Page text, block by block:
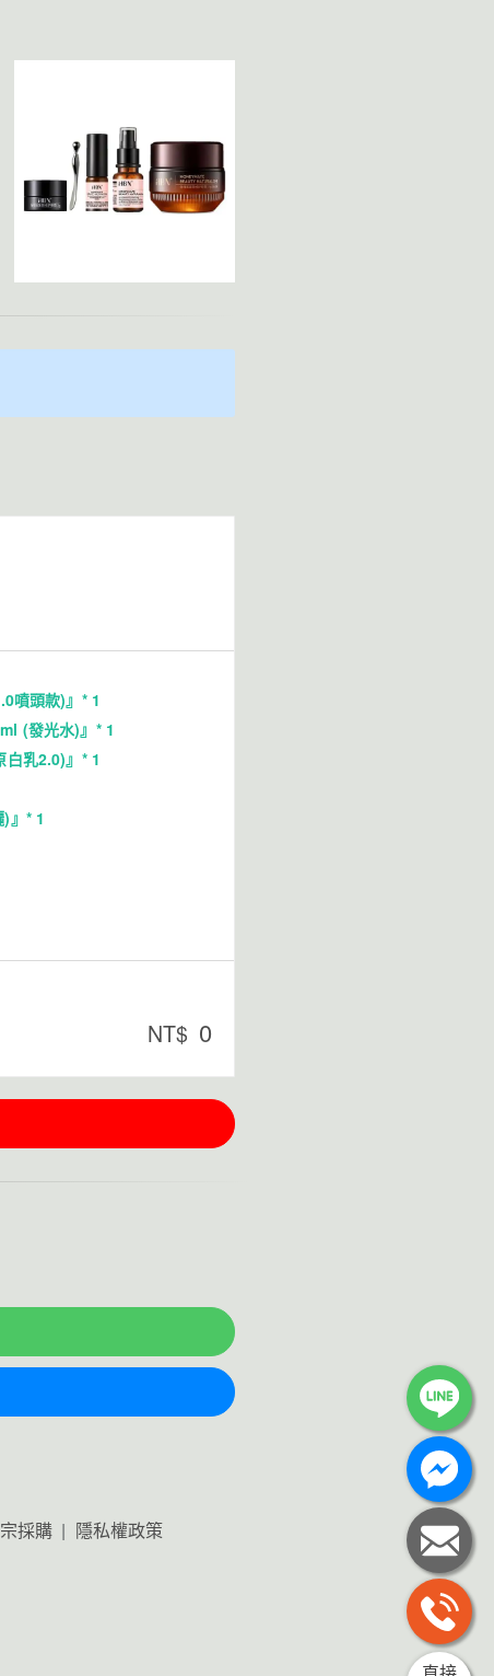
噴頭款)』* 1
(發光水)』* 1
白乳2.0)』* 1
』* 1
NT$ 0
採購
隱私權政策